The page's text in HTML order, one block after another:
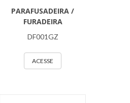
PARAFUSADEIRA /
FURADEIRA
DF001GZ
ACESSE